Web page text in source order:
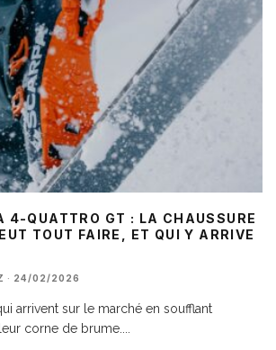
4-QUATTRO GT : LA CHAUSSURE
TOUT FAIRE, ET QUI Y ARRIVE
· 24/02/2026
arrivent sur le marché en soufflant
corne de brume.